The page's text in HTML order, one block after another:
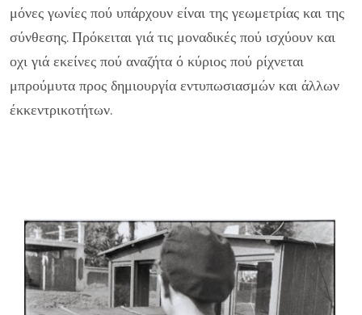
μόνες γωνίες πού υπάρχουν είναι της γεωμετρίας και της
σύνθεσης. Πρόκειται γιά τις μοναδικές πού ισχύουν και
οχι γιά εκείνες πού αναζήτα ό κύριος πού ρίχνεται
μπρούμυτα προς δημιουρ­γία εντυπωσιασμών και άλλων
έκκεντρικοτήτων.